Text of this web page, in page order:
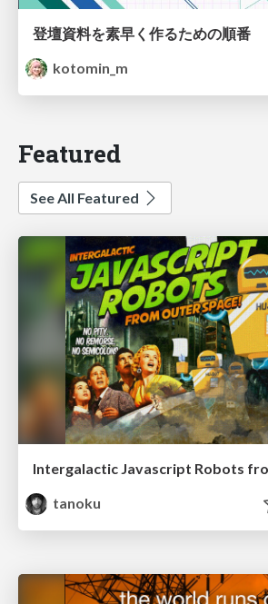
登壇資料を素早く作るための順番
kotomin_m
Featured
See All Featured
Intergalactic Javascript Robots
tanoku